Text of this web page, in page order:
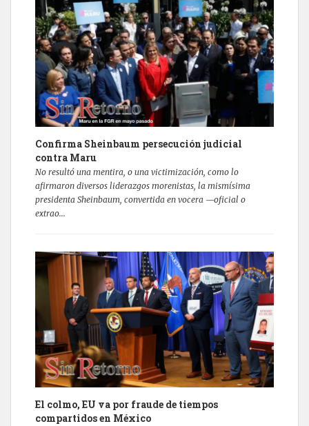
Confirma Sheinbaum persecución judicial
contra Maru
No resultó una mentira, o una victimización, como lo
afirmaron diversos liderazgos morenistas, la mismísima
presidenta Sheinbaum, convertida en vocera —oficial o
extrao...
El colmo, EU va por fraude de tiempos
compartidos en México